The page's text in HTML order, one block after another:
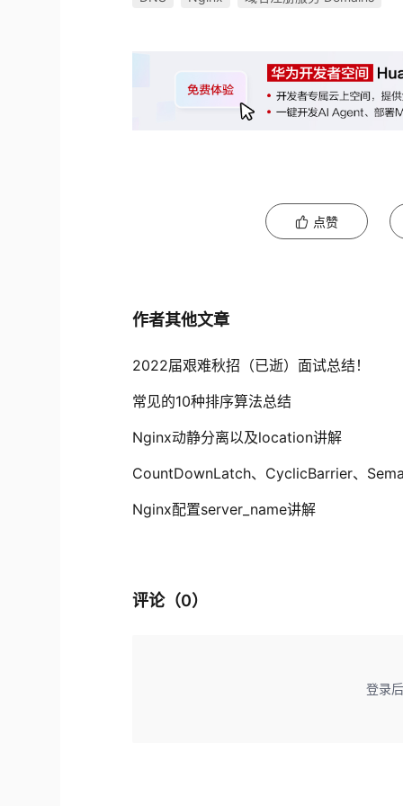
点赞
作者其他文章
2022届艰难秋招（已逝）面试总结！
常见的10种排序算法总结
Nginx动静分离以及location讲解
CountDownLatch、CyclicBarrier、
Nginx配置server_name讲解
评论（0）
登录